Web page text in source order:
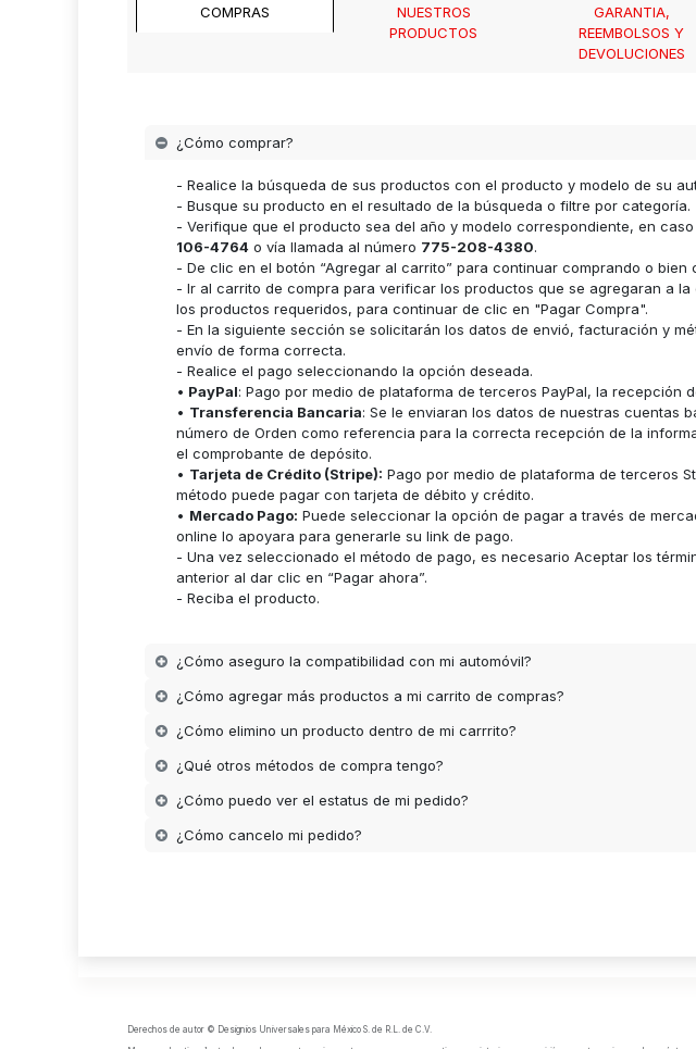
COMPRAS
NUESTROS
PRODUCTOS
GARANTIA,
REEMBOLSOS Y
DEVOLUCIONES
¿Cómo comprar?
- Realice la búsqueda de sus productos con el producto y modelo de su
- Busque su producto en el resultado de la búsqueda o filtre por categoría.
- Verifique que el producto sea del año y modelo correspondiente, en
106-4764 o vía llamada al número 775-208-4380.
- De clic en el botón “Agregar al carrito” para continuar comprando o
- Ir al carrito de compra para verificar los productos que se agregaran a
los productos requeridos, para continuar de clic en "Pagar Compra".
- En la siguiente sección se solicitarán los datos de envió, facturación y
envío de forma correcta.
- Realice el pago seleccionando la opción deseada.
• PayPal: Pago por medio de plataforma de terceros PayPal, la recepción
• Transferencia Bancaria: Se le enviaran los datos de nuestras cuentas
número de Orden como referencia para la correcta recepción de la
el comprobante de depósito.
• Tarjeta de Crédito (Stripe): Pago por medio de plataforma de terceros
método puede pagar con tarjeta de débito y crédito.
• Mercado Pago: Puede seleccionar la opción de pagar a través de
online lo apoyara para generarle su link de pago.
- Una vez seleccionado el método de pago, es necesario Aceptar los
anterior al dar clic en “Pagar ahora”.
- Reciba el producto.
¿Cómo aseguro la compatibilidad con mi automóvil?
¿Cómo agregar más productos a mi carrito de compras?
¿Cómo elimino un producto dentro de mi carrrito?
¿Qué otros métodos de compra tengo?
¿Cómo puedo ver el estatus de mi pedido?
¿Cómo cancelo mi pedido?
Derechos de autor © Designios Universales para México S. de R.L. de C.V.